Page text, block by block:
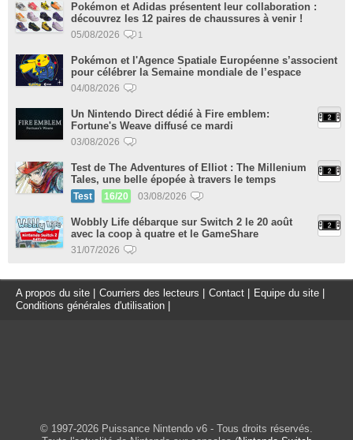
Pokémon et Adidas présentent leur collaboration :
découvrez les 12 paires de chaussures à venir !
05/08/2026 1
Pokémon et l'Agence Spatiale Européenne s’associent
pour célébrer la Semaine mondiale de l’espace
04/08/2026
Un Nintendo Direct dédié à Fire emblem:
Fortune's Weave diffusé ce mardi
03/08/2026
Test de The Adventures of Elliot : The Millenium
Tales, une belle épopée à travers le temps
Test 16/20 03/08/2026
Wobbly Life débarque sur Switch 2 le 20 août
avec la coop à quatre et le GameShare
31/07/2026
A propos du site Courriers des lecteurs Contact Equipe du site
Conditions générales d'utilisation
© 1997-2026 Puissance Nintendo v6 - Tous droits réservés.